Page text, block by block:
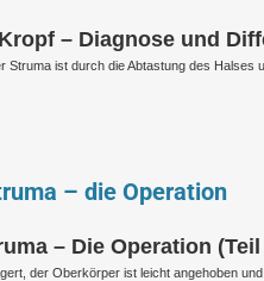
– Diagnose und
Struma ist durch die Abtastung des
– die Operation
– Die Operation (Teil
der Oberkörper ist leicht angehoben